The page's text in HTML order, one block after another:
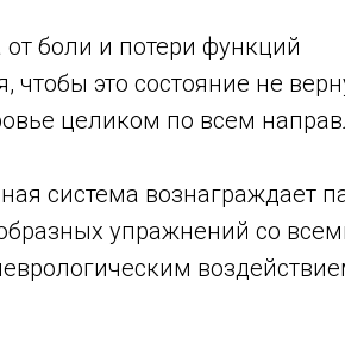
боли и потери функций
это состояние не
целиком по всем
система вознаграждает
упражнений со